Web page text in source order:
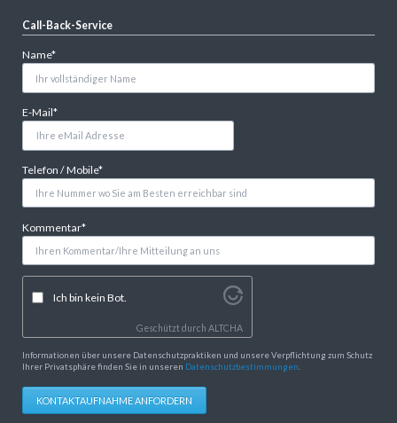
Call-Back-Service
Pflichtfeld
Name*
Pflichtfeld
E-Mail*
Pflichtfeld
Telefon / Mobile*
Pflichtfeld
Kommentar*
Ich bin kein Bot.
Geschützt durchALTCHA
Informationen über unsere Datenschutzpraktiken und unsere Verpflichtung zum Schutz
Ihrer Privatsphäre finden Sie in unseren Datenschutzbestimmungen
KONTAKTAUFNAHME ANFORDERN